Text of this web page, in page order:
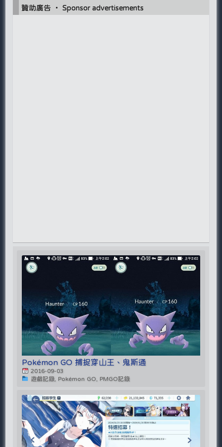
贊助廣告 ‧ Sponsor advertisements
Pokémon GO 捕捉穿山王、鬼斯通
2016-09-03
遊戲記錄, Pokémon GO, PMGO記錄